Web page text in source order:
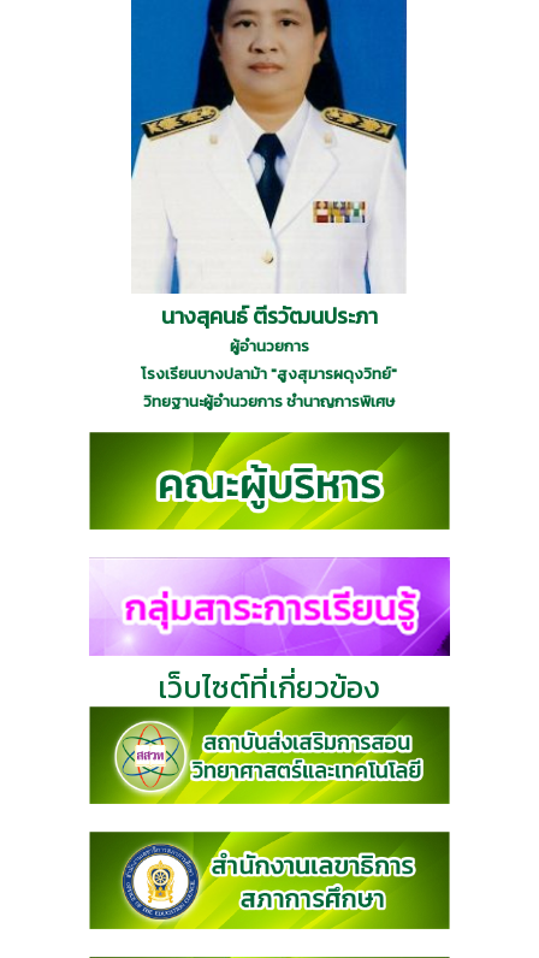
นางสุคนธ์ ตีรวัฒนประภา
ผู้อำนวยการ
โรงเรียนบางปลาม้า "สูงสุมารผดุงวิทย์"
วิทยฐานะผู้อำนวยการ ชำนาญการพิเศษ
เว็บไซต์ที่เกี่ยวข้อง